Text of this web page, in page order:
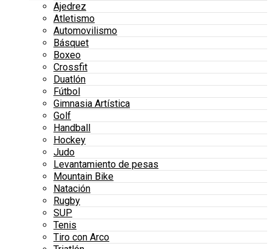
Ajedrez
Atletismo
Automovilismo
Básquet
Boxeo
Crossfit
Duatlón
Fútbol
Gimnasia Artística
Golf
Handball
Hockey
Judo
Levantamiento de pesas
Mountain Bike
Natación
Rugby
SUP
Tenis
Tiro con Arco